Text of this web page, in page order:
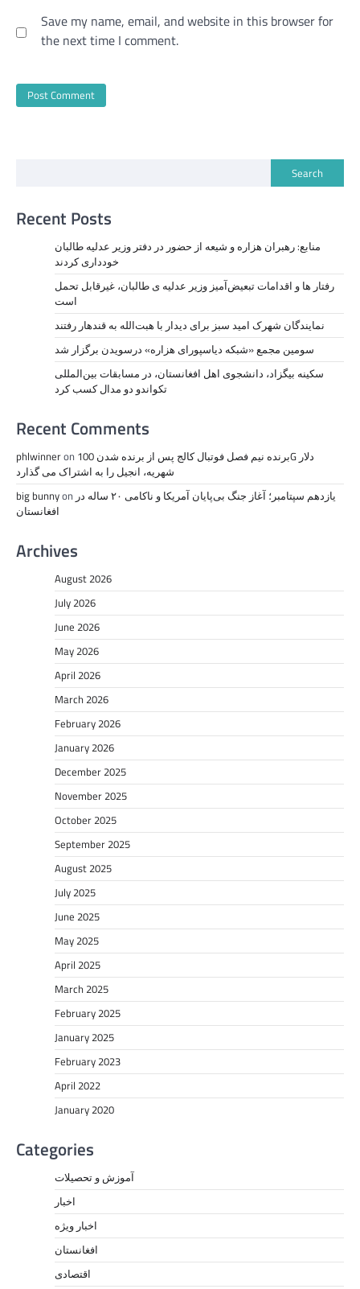
Save my name, email, and website in this browser for
the next time I comment.
Search
Recent Posts
منابع: رهبران هزاره و شیعه از حضور در دفتر وزیر عدلیه طالبان
خودداری کردند
رفتار ها و اقدامات تبعیض‌آمیز وزیر عدلیه ی طالبان، ‏غیرقابل تحمل
است
نمايندگان شهرک امید سبز برای دیدار با هبت‌الله به قندهار رفتند
سومین مجمع «شبکه دیاسپورای هزاره» درسویدن برگزار شد
سکینه بیگزاد، دانشجوی اهل افغانستان، در مسابقات بین‌المللی
تکواندو دو مدال کسب کرد
Recent Comments
phlwinneron برنده نیم فصل فوتبال کالج پس از برنده شدن 100G دلار
شهریه، انجیل را به اشتراک می گذارد
big bunnyon یازدهم سپتامبر؛ آغاز جنگ بی‌پایان آمریکا و ناکامی ۲۰ ساله در
افغانستان
Archives
August 2026
July 2026
June 2026
May 2026
April 2026
March 2026
February 2026
January 2026
December 2025
November 2025
October 2025
September 2025
August 2025
July 2025
June 2025
May 2025
April 2025
March 2025
February 2025
January 2025
February 2023
April 2022
January 2020
Categories
آموزش و تحصیلات
اخبار
اخبار ویژه
افغانستان
اقتصادی